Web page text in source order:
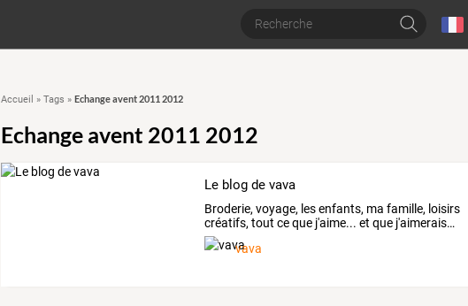
Accueil » Tags » Echange avent 2011 2012
Echange avent 2011 2012
Le blog de vava
Broderie, voyage, lesenfants, ma famille, loisirs
créatifs, tout ceque j'aime... et que j'aimerais…
vava